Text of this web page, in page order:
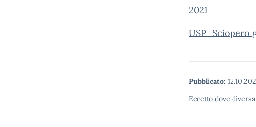
2021
USP_Sciopero
Pubblicato:
Eccetto dove